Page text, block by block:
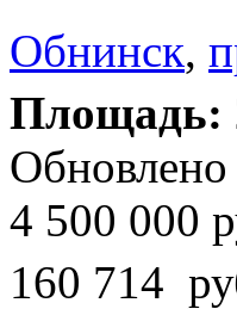
Обнинск,
Площадь:
Обновлено
4 500 000
160 714